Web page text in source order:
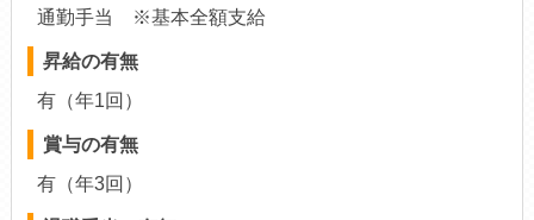
通勤手当 ※基本全額支給
昇給の有無
有（年1回）
賞与の有無
有（年3回）